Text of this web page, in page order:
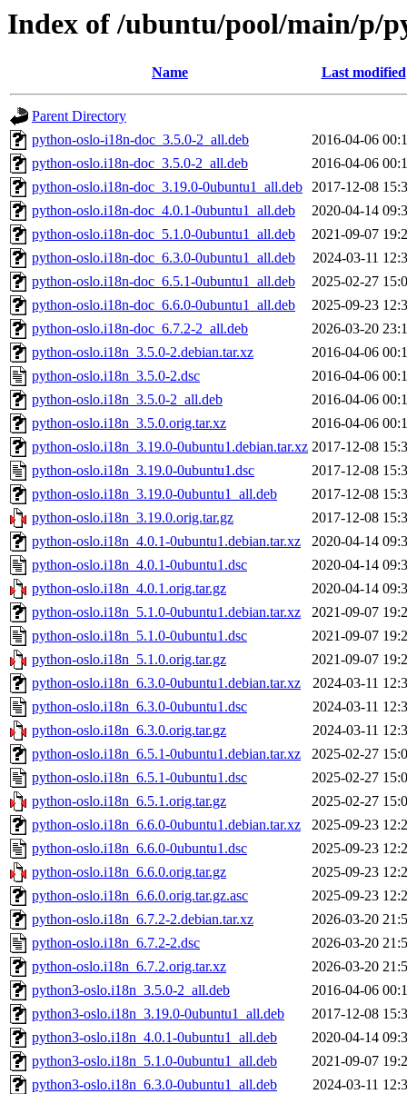
Index of /ubuntu/pool/main/p/
Name Last modified
Parent Directory
python-oslo-i18n-doc_3.5.0-2_all.deb
2016-04-06
python-oslo.i18n-doc_3.5.0-2_all.deb
2016-04-06
python-oslo.i18n-doc_3.19.0-0ubuntu1_all.deb 2017-12-08
python-oslo.i18n-doc_4.0.1-0ubuntu1_all.deb
2020-04-14
python-oslo.i18n-doc_5.1.0-0ubuntu1_all.deb
2021-09-07
python-oslo.i18n-doc_6.3.0-0ubuntu1_all.deb
2024-03-11
python-oslo.i18n-doc_6.5.1-0ubuntu1_all.deb
2025-02-27
python-oslo.i18n-doc_6.6.0-0ubuntu1_all.deb
2025-09-23
python-oslo.i18n-doc_6.7.2-2_all.deb
2026-03-20
python-oslo.i18n_3.5.0-2.debian.tar.xz
2016-04-06
python-oslo.i18n_3.5.0-2.dsc
2016-04-06
python-oslo.i18n_3.5.0-2_all.deb
2016-04-06
python-oslo.i18n_3.5.0.orig.tar.xz
2016-04-06
python-oslo.i18n_3.19.0-0ubuntu1.debian.tar.xz 2017-12-08
python-oslo.i18n_3.19.0-0ubuntu1.dsc
2017-12-08
python-oslo.i18n_3.19.0-0ubuntu1_all.deb
2017-12-08
python-oslo.i18n_3.19.0.orig.tar.gz
2017-12-08
python-oslo.i18n_4.0.1-0ubuntu1.debian.tar.xz
2020-04-14
python-oslo.i18n_4.0.1-0ubuntu1.dsc
2020-04-14
python-oslo.i18n_4.0.1.orig.tar.gz
2020-04-14
python-oslo.i18n_5.1.0-0ubuntu1.debian.tar.xz
2021-09-07
python-oslo.i18n_5.1.0-0ubuntu1.dsc
2021-09-07
python-oslo.i18n_5.1.0.orig.tar.gz
2021-09-07
python-oslo.i18n_6.3.0-0ubuntu1.debian.tar.xz
2024-03-11
python-oslo.i18n_6.3.0-0ubuntu1.dsc
2024-03-11
python-oslo.i18n_6.3.0.orig.tar.gz
2024-03-11
python-oslo.i18n_6.5.1-0ubuntu1.debian.tar.xz
2025-02-27
python-oslo.i18n_6.5.1-0ubuntu1.dsc
2025-02-27
python-oslo.i18n_6.5.1.orig.tar.gz
2025-02-27
python-oslo.i18n_6.6.0-0ubuntu1.debian.tar.xz
2025-09-23
python-oslo.i18n_6.6.0-0ubuntu1.dsc
2025-09-23
python-oslo.i18n_6.6.0.orig.tar.gz
2025-09-23
python-oslo.i18n_6.6.0.orig.tar.gz.asc
2025-09-23
python-oslo.i18n_6.7.2-2.debian.tar.xz
2026-03-20
python-oslo.i18n_6.7.2-2.dsc
2026-03-20
python-oslo.i18n_6.7.2.orig.tar.xz
2026-03-20
python3-oslo.i18n_3.5.0-2_all.deb
2016-04-06
python3-oslo.i18n_3.19.0-0ubuntu1_all.deb
2017-12-08
python3-oslo.i18n_4.0.1-0ubuntu1_all.deb
2020-04-14
python3-oslo.i18n_5.1.0-0ubuntu1_all.deb
2021-09-07
python3-oslo.i18n_6.3.0-0ubuntu1_all.deb
2024-03-11